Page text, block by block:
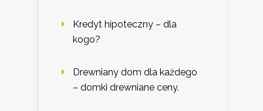
Kredyt hipoteczny – dla
kogo?
Drewniany dom dla każdego
– domki drewniane ceny.